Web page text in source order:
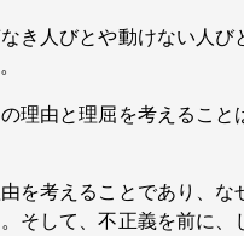
き人びとや動けない人び
理由と理屈を考えること
を考えることであり、な
そして、不正義を前に、